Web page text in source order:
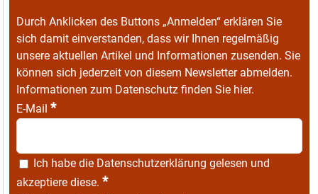
Durch Anklicken des Buttons „Anmelden“ erklären Sie
sich damit einverstanden, dass wir Ihnen regelmäßig
unsere aktuellen Artikel und Informationen zusenden. Sie
können sich jederzeit von diesem Newsletter abmelden.
Informationen zum Datenschutz finden Sie hier.
E-Mail *
Ich habe die Datenschutzerklärung gelesen und
akzeptiere diese. *